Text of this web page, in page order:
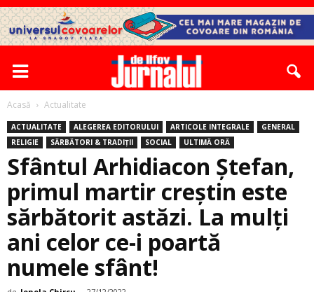
Acasă Actualitate
ACTUALITATE ALEGEREA EDITORULUI ARTICOLE INTEGRALE
GENERAL
RELIGIE
SĂRBĂTORI & TRADIȚII SOCIAL ULTIMĂ ORĂ
Sfântul Arhidiacon Ștefan,
primul martir creștin este
sărbătorit astăzi. La mulți
ani celor ce-i poartă
numele sfânt!